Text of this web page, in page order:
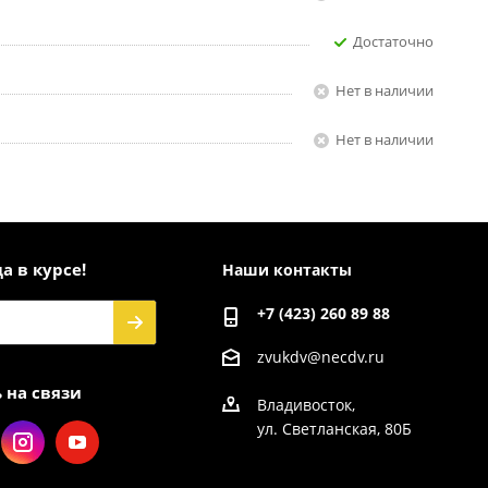
Достаточно
Нет в наличии
Нет в наличии
в курсе!
на связи
Наши контакты
+7 (423) 260 89 88
zvukdv@necdv.ru
Владивосток,
ул. Светланская, 80Б